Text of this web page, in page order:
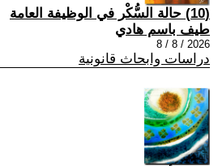
(10) حالة السُّكْر في الوظيفة العامة
طيف باسم هادي
2026 / 8 / 8
دراسات وابحاث قانونية